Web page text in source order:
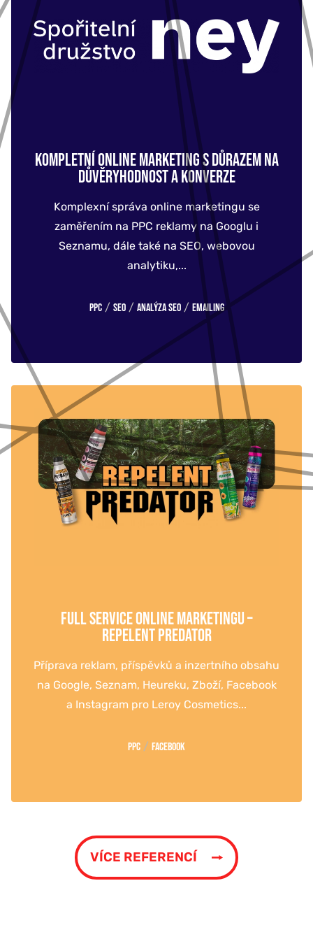
KOMPLETNÍ ONLINE MARKETING S DŮRAZEM NA
DŮVĚRYHODNOST A KONVERZE
Komplexní správa online marketingu se
zaměřením na PPC reklamy na Googlu i
Seznamu, dále také na SEO, webovou
analytiku,...
PPC / SEO / Analýza SEO / Emailing
FULL SERVICE ONLINE MARKETINGU –
REPELENT PREDATOR
Příprava reklam, příspěvků a inzertního obsahu
na Google, Seznam, Heureku, Zboží, Facebook
a Instagram pro Leroy Cosmetics...
PPC / Facebook
VÍCE REFERENCÍ